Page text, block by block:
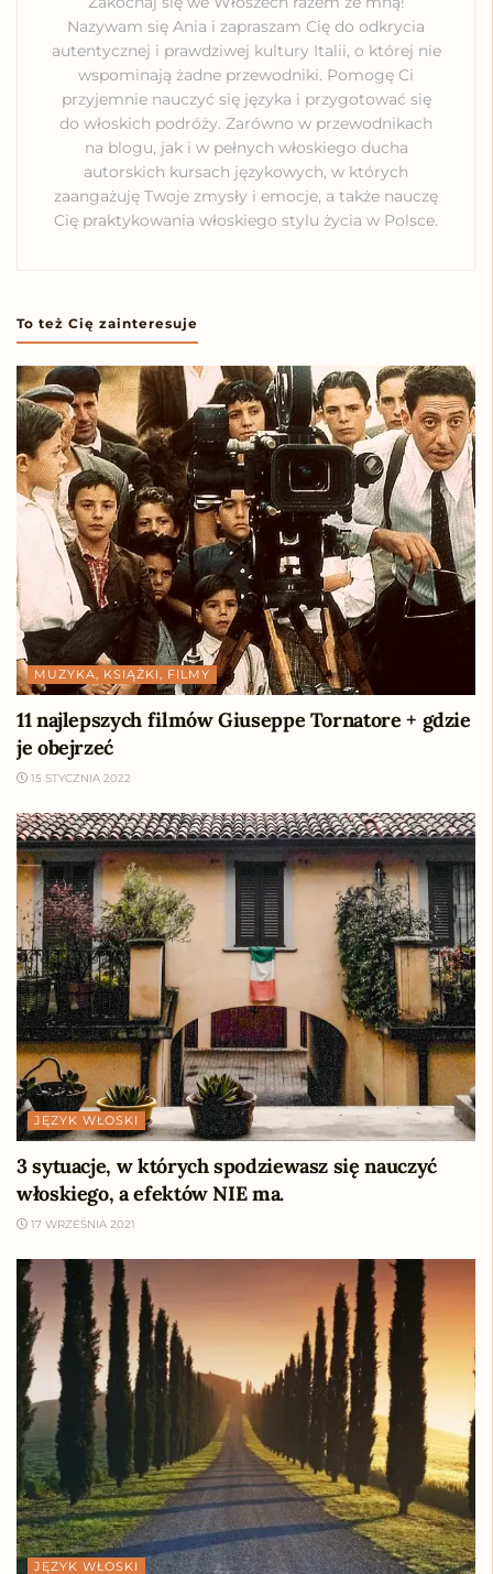
Nazywam się Ania i zapraszam Cię do odkrycia
autentycznej i prawdziwej kultury Italii, o której nie
wspominają żadne przewodniki. Pomogę Ci
przyjemnie nauczyć się języka i przygotować się
do włoskich podróży. Zarówno w przewodnikach
na blogu, jak i w pełnych włoskiego ducha
autorskich kursach językowych, w których
zaangażuję Twoje zmysły i emocje, a także nauczę
Cię praktykowania włoskiego stylu życia w Polsce.
To też Cię zainteresuje
MUZYKA, KSIĄŻKI, FILMY
11 najlepszych filmów Giuseppe Tornatore + gdzie
je obejrzeć
15 STYCZNIA 2022
JĘZYK WŁOSKI
3 sytuacje, w których spodziewasz się nauczyć
włoskiego, a efektów NIE ma.
17 WRZEŚNIA 2021
JĘZYK WŁOSKI